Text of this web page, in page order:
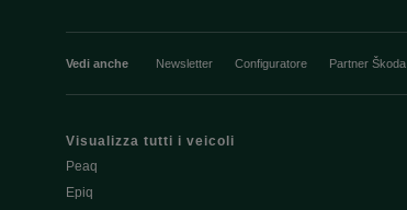
Vedi anche Newsletter Configuratore Partner Škoda
Visualizza tutti i veicoli
Peaq
Epiq